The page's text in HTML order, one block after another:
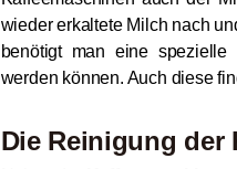
wieder erkaltete Milch nach
benötigt man eine spezielle
werden können. Auch diese
Die Reinigung der